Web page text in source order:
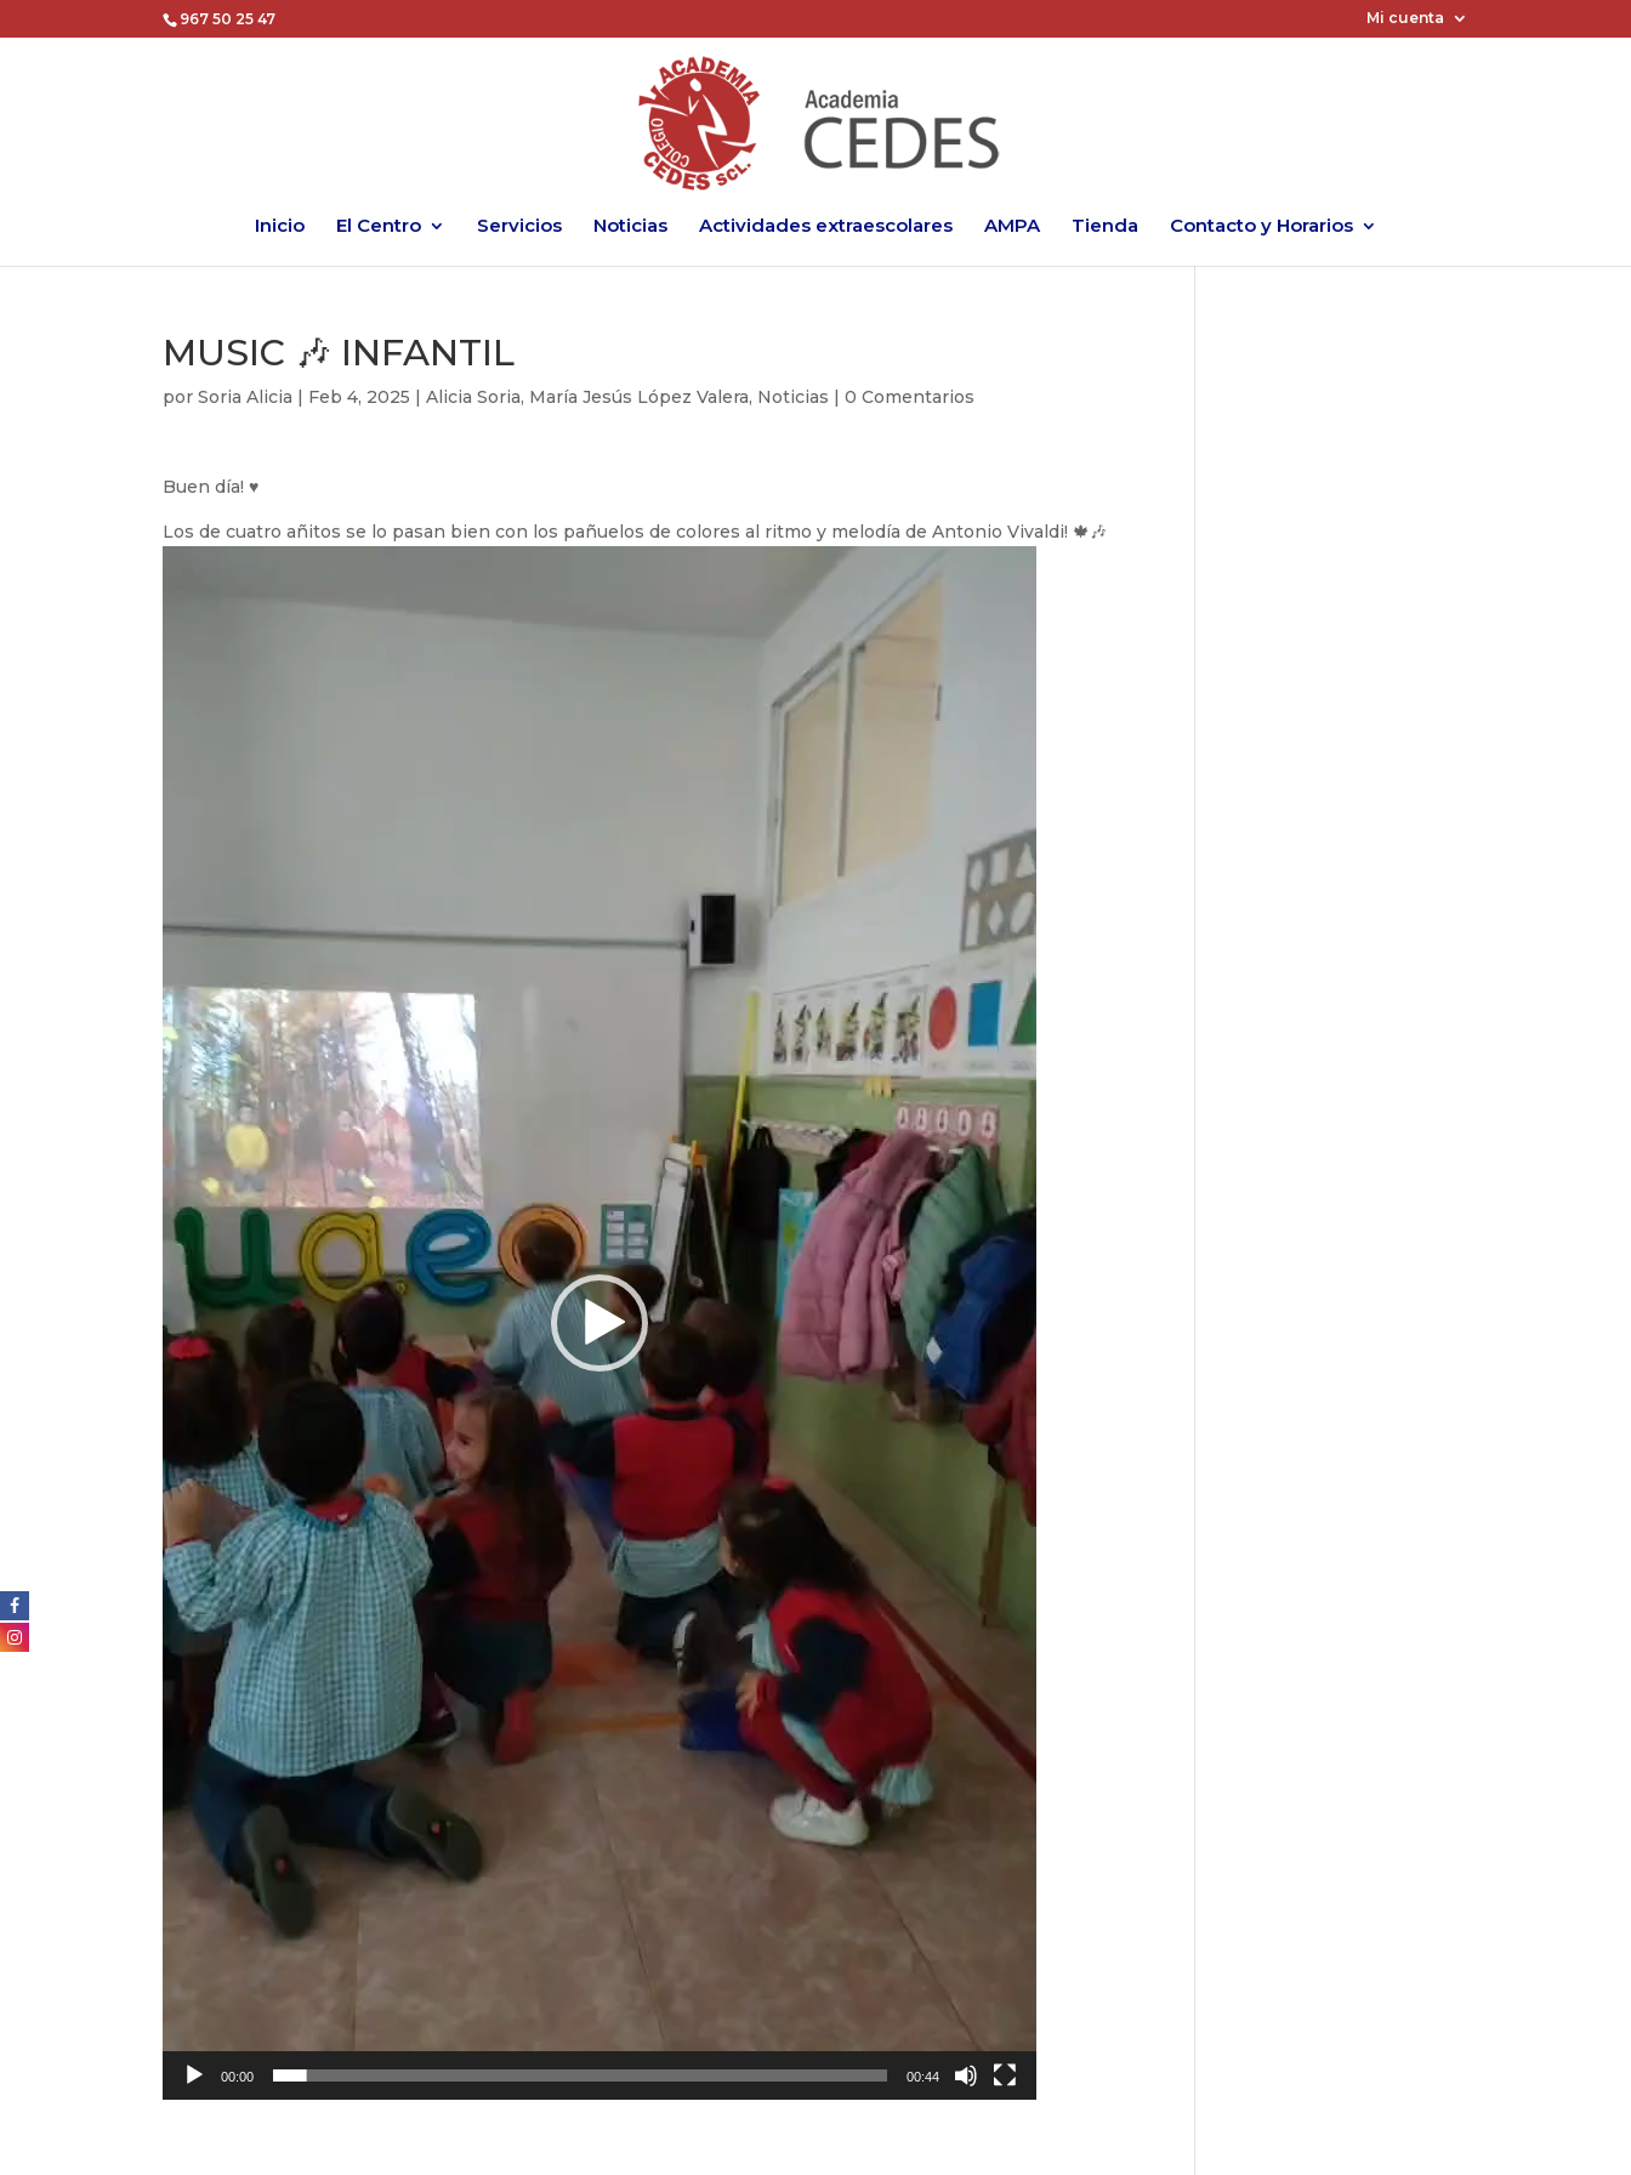
967 50 25 47 Mi cuenta
Inicio El Centro Servicios Noticias Actividades extraescolares AMPA Tienda Contacto y Horarios
MUSIC 🎶 INFANTIL
porSoria Alicia | Feb 4, 2025 |Alicia Soria, María Jesús López Valera, Noticias |0 Comentarios
Buen día! ♥
Los de cuatro añitos se lo pasan bien con los pañuelos de colores al ritmo y melodía de Antonio Vivaldi! 🍁🎶
00:00 00:44